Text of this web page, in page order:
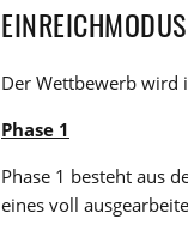
Der Wettbewerb wird
Phase 1
Phase 1 besteht aus
eines voll